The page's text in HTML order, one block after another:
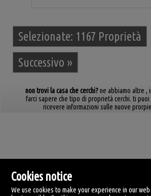
Selezionate: 1167 Proprietà
Successivo »
non trovi la casa che cerchi?ne abbiamo altre ,
farci sapere che tipo di proprietà cerchi. ti puoi
ricevere informazioni sulle nuove
Cookies notice
We use cookies to make your experience in our